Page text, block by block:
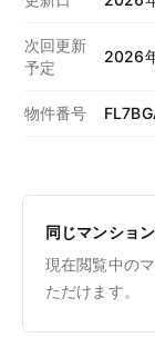
次回更新
予定
2026
物件番号
同じマンショ
現在閲覧中の
ただけます。